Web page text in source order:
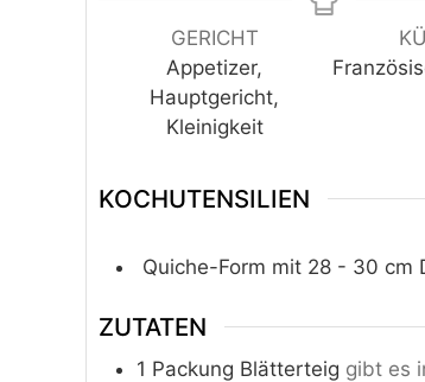
GERICHT
Appetizer,
Hauptgericht,
Kleinigkeit
KOCHUTENSILIEN
Quiche-Form mit 28 - 30 cm
ZUTATEN
1 Packung Blätterteig gibt es